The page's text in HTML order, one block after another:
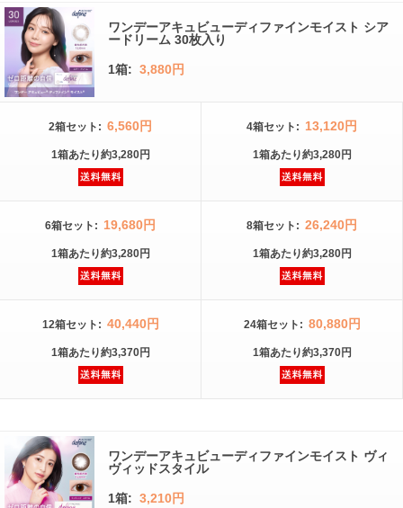
ワンデーアキュビューディファインモイスト シア
ードリーム 30枚入り
1箱: 3,880円
2箱セット : 6,560円
1箱あたり約3,280円
4箱セット : 13,120円
1箱あたり約3,280円
6箱セット : 19,680円
1箱あたり約3,280円
8箱セット : 26,240円
1箱あたり約3,280円
12箱セット : 40,440円
1箱あたり約3,370円
24箱セット : 80,880円
1箱あたり約3,370円
ワンデーアキュビューディファインモイスト ヴィ
ヴィッドスタイル
1箱: 3,210円